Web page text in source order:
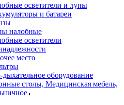
осветители и лупы
и батареи
налобные
осветители
место
дыхательное оборудование
столы, Медицинская мебель,